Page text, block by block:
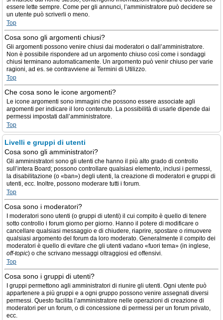
essere lette sempre. Come per gli annunci, l’amministratore può decidere se
un utente può scriverli o meno.
Top
Cosa sono gli argomenti chiusi?
Gli argomenti possono venire chiusi dai moderatori o dall’amministratore.
Non è possibile rispondere ad un argomento chiuso così come i sondaggi
chiusi terminano automaticamente. Un argomento può venir chiuso per varie
ragioni, ad es. se contravviene ai Termini di Utilizzo.
Top
Che cosa sono le icone argomenti?
Le icone argomenti sono immagini che possono essere associate agli
argomenti per indicare il loro contenuto. La possibilità di usarle dipende dai
permessi impostati dall’amministratore.
Top
Livelli e gruppi di utenti
Cosa sono gli amministratori?
Gli amministratori sono gli utenti che hanno il più alto grado di controllo
sull’intera Board; possono controllare qualsiasi elemento, inclusi i permessi,
la disabilitazione (o «ban») degli utenti, la creazione di moderatori e gruppi di
utenti, ecc. Inoltre, possono moderare tutti i forum.
Top
Cosa sono i moderatori?
I moderatori sono utenti (o gruppi di utenti) il cui compito è quello di tenere
sotto controllo i forum giorno per giorno. Hanno il potere di modificare o
cancellare qualsiasi messaggio e di chiudere, riaprire, spostare o rimuovere
qualsiasi argomento del forum da loro moderato. Generalmente il compito dei
moderatori è quello di evitare che gli utenti vadano «fuori tema» (in inglese,
off-topic) o che scrivano messaggi oltraggiosi ed offensivi.
Top
Cosa sono i gruppi di utenti?
I gruppi permettono agli amministratori di riunire gli utenti. Ogni utente può
appartenere a più gruppi e a ogni gruppo possono venire assegnati diversi
permessi. Questo facilita l’amministratore nelle operazioni di creazione di
moderatori per un forum, o di concessione di permessi per un forum privato,
ecc.